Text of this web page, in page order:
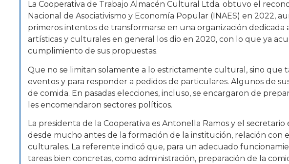
La Cooperativa de Trabajo Almacén Cultural Ltda. obtuvo el
Nacional de Asociativismo y Economía Popular (INAES) en 2022,
primeros intentos de transformarse en una organización dedicada
artísticas y culturales en general los dio en 2020, con lo que ya
cumplimiento de sus propuestas.
Que no se limitan solamente a lo estrictamente cultural, sino que
eventos y para responder a pedidos de particulares. Algunos de
de comida. En pasadas elecciones, incluso, se encargaron de
les encomendaron sectores políticos.
La presidenta de la Cooperativa es Antonella Ramos y el
desde mucho antes de la formación de la institución, relación con
culturales. La referente indicó que, para un adecuado
tareas bien concretas, como administración, preparación de la